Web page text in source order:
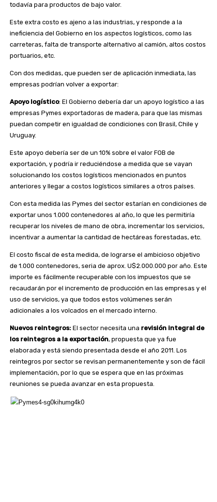
todavía para productos de bajo valor.
Este extra costo es ajeno a las industrias, y responde a la
ineficiencia del Gobierno en los aspectos logísticos, como las
carreteras, falta de transporte alternativo al camión, altos costos
portuarios, etc.
Con dos medidas, que pueden ser de aplicación inmediata, las
empresas podrían volver a exportar:
Apoyo logístico: El Gobierno debería dar un apoyo logístico a las
empresas Pymes exportadoras de madera, para que las mismas
puedan competir en igualdad de condiciones con Brasil, Chile y
Uruguay.
Este apoyo debería ser de un 10% sobre el valor FOB de
exportación, y podría ir reduciéndose a medida que se vayan
solucionando los costos logísticos mencionados en puntos
anteriores y llegar a costos logísticos similares a otros países.
Con esta medida las Pymes del sector estarían en condiciones de
exportar unos 1.000 contenedores al año, lo que les permitiría
recuperar los niveles de mano de obra, incrementar los servicios,
incentivar a aumentar la cantidad de hectáreas forestadas, etc.
El costo fiscal de esta medida, de lograrse el ambicioso objetivo
de 1.000 contenedores, seria de aprox. U$2.000.000 por año. Este
importe es fácilmente recuperable con los impuestos que se
recaudarán por el incremento de producción en las empresas y el
uso de servicios, ya que todos estos volúmenes serán
adicionales a los volcados en el mercado interno.
Nuevos reintegros: El sector necesita una revisión integral de
los reintegros a la exportación, propuesta que ya fue
elaborada y está siendo presentada desde el año 2011. Los
reintegros por sector se revisan permanentemente y son de fácil
implementación, por lo que se espera que en las próximas
reuniones se pueda avanzar en esta propuesta.